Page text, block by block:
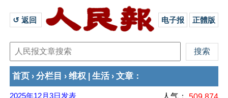
↺ 返回 电子报 正體版
首页 › 分栏目 › 维权 生活 › 文章 ：
2025年12月3日 发表 人气：